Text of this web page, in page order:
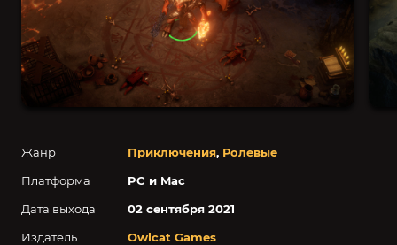
Жанр Приключения, Ролевые
Платформа
PC и Mac
Дата выхода
02 сентября 2021
Издатель
Owlcat Games